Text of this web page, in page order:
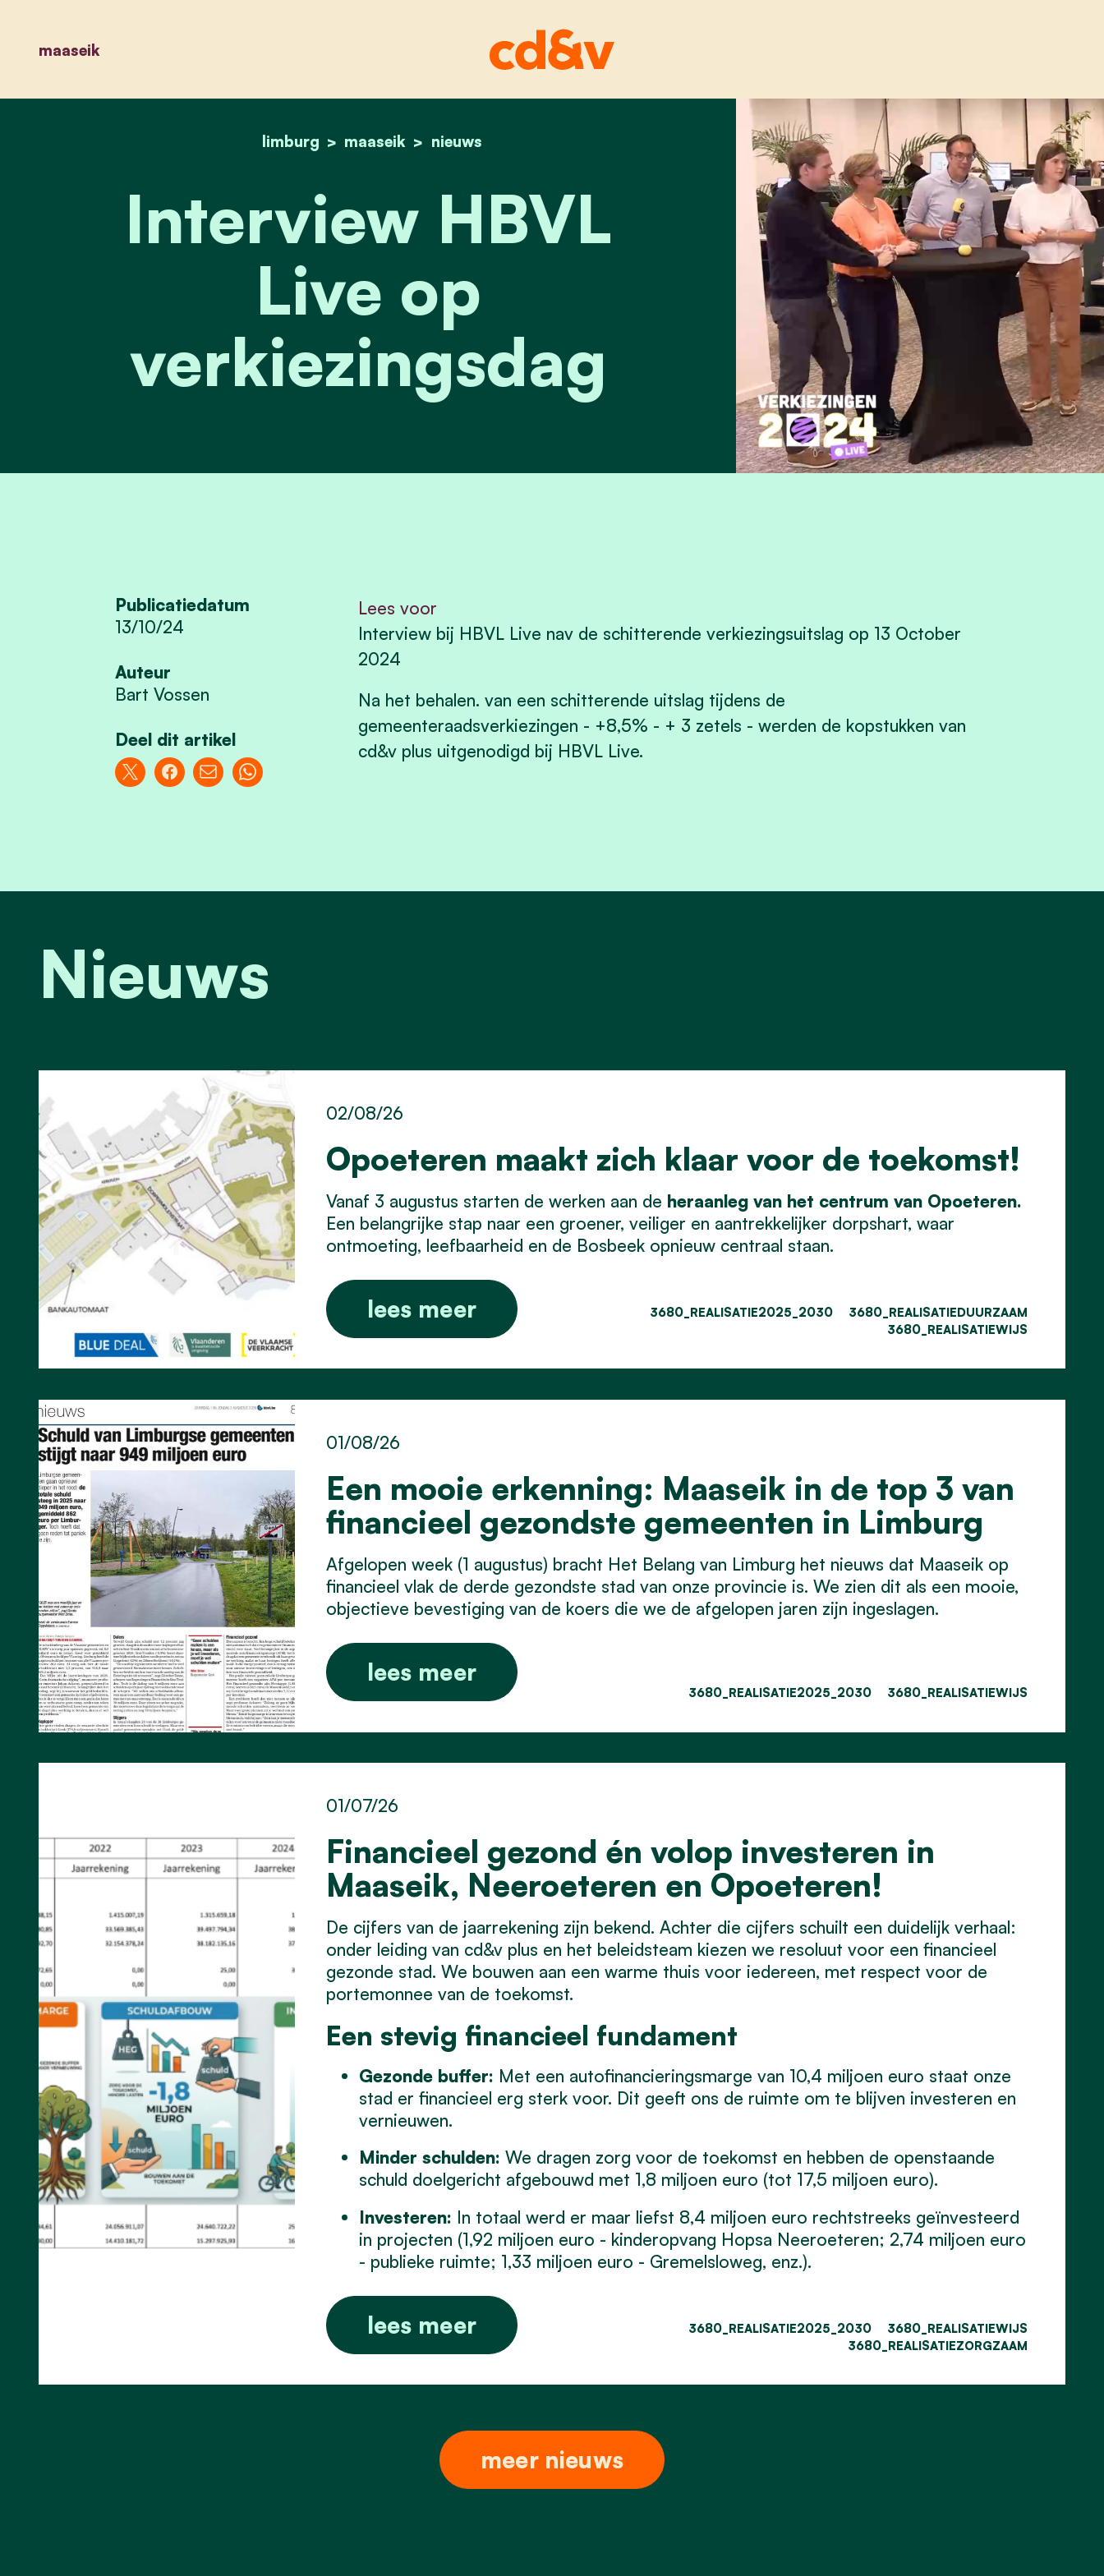
maaseik
home
limburg maaseik nieuws
interview hbvl live verkiezingsdag
Interview HBVL
Live op
verkiezingsdag
Publicatiedatum
13/10/24
Auteur
Bart Vossen
Deel dit artikel
Lees voor
Interview bij HBVL Live nav de schitterende verkiezingsuitslag op 13 October
2024
Na het behalen. van een schitterende uitslag tijdens de
gemeenteraadsverkiezingen - +8,5% - + 3 zetels - werden de kopstukken van
cd&v plus uitgenodigd bij HBVL Live.
Nieuws
Opoeteren maakt zich klaar voor de toekomst!
02/08/26
Vanaf 3 augustus starten de werken aan de heraanleg van het centrum van Opoeteren.
Een belangrijke stap naar een groener, veiliger en aantrekkelijker dorpshart, waar
ontmoeting, leefbaarheid en de Bosbeek opnieuw centraal staan.
lees meer 3680_REALISATIE2025_2030
3680_REALISATIEDUURZAAM
3680_REALISATIEWIJS
Een mooie erkenning: Maaseik in de top 3 van
financieel gezondste gemeenten in Limburg
01/08/26
Afgelopen week (1 augustus) bracht Het Belang van Limburg het nieuws dat Maaseik op
financieel vlak de derde gezondste stad van onze provincie is. We zien dit als een mooie,
objectieve bevestiging van de koers die we de afgelopen jaren zijn ingeslagen.
lees meer
3680_REALISATIE2025_2030 3680_REALISATIEWIJS
Financieel gezond én volop investeren in
Maaseik, Neeroeteren en Opoeteren!
01/07/26
De cijfers van de jaarrekening zijn bekend. Achter die cijfers schuilt een duidelijk verhaal:
onder leiding van cd&v plus en het beleidsteam kiezen we resoluut voor een financieel
gezonde stad. We bouwen aan een warme thuis voor iedereen, met respect voor de
portemonnee van de toekomst.
Een stevig financieel fundament
Gezonde buffer: Met een autofinancieringsmarge van 10,4 miljoen euro staat onze
stad er financieel erg sterk voor. Dit geeft ons de ruimte om te blijven investeren en
vernieuwen.
Minder schulden: We dragen zorg voor de toekomst en hebben de openstaande
schuld doelgericht afgebouwd met 1,8 miljoen euro (tot 17,5 miljoen euro).
Investeren: In totaal werd er maar liefst 8,4 miljoen euro rechtstreeks geïnvesteerd
in projecten (1,92 miljoen euro - kinderopvang Hopsa Neeroeteren; 2,74 miljoen euro
- publieke ruimte; 1,33 miljoen euro - Gremelsloweg, enz.).
lees meer 3680_REALISATIE2025_2030
3680_REALISATIEWIJS
3680_REALISATIEZORGZAAM
meer nieuws